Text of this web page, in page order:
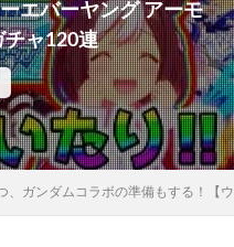
エバーヤング アーモ
チャ120連
、ガンダムコラボの準備もする！【